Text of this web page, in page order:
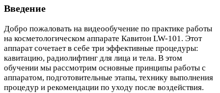
Введение
Добро пожаловать на видеообучение по практике работы
на косметологическом аппарате Кавитон LW-101. Этот
аппарат сочетает в себе три эффективные процедуры:
кавитацию, радиолифтинг для лица и тела. В этом
обучении мы рассмотрим основные принципы работы с
аппаратом, подготовительные этапы, технику выполнения
процедур и рекомендации по уходу после воздействия.